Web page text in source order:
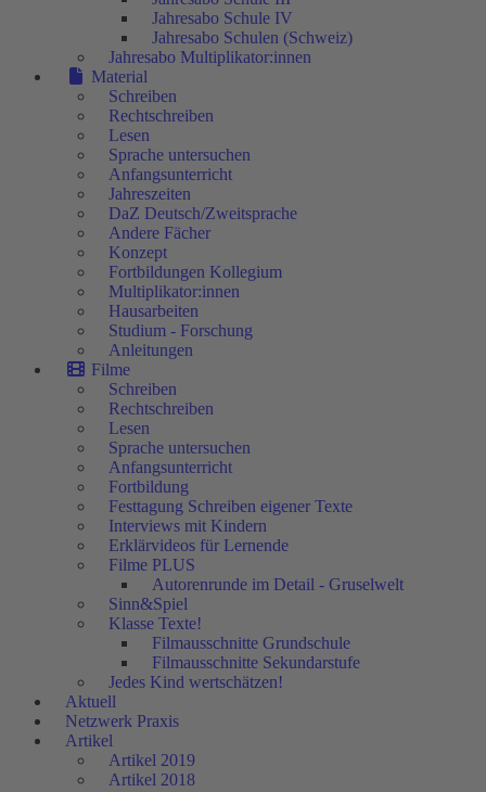
Jahresabo Schule IV
Jahresabo Schulen (Schweiz)
Jahresabo Multiplikator:innen
Material
Schreiben
Rechtschreiben
Lesen
Sprache untersuchen
Anfangsunterricht
Jahreszeiten
DaZ Deutsch/Zweitsprache
Andere Fächer
Konzept
Fortbildungen Kollegium
Multiplikator:innen
Hausarbeiten
Studium - Forschung
Anleitungen
Filme
Schreiben
Rechtschreiben
Lesen
Sprache untersuchen
Anfangsunterricht
Fortbildung
Festtagung Schreiben eigener Texte
Interviews mit Kindern
Erklärvideos für Lernende
Filme PLUS
Autorenrunde im Detail - Gruselwelt
Sinn&Spiel
Klasse Texte!
Filmausschnitte Grundschule
Filmausschnitte Sekundarstufe
Jedes Kind wertschätzen!
Aktuell
Netzwerk Praxis
Artikel
Artikel 2019
Artikel 2018